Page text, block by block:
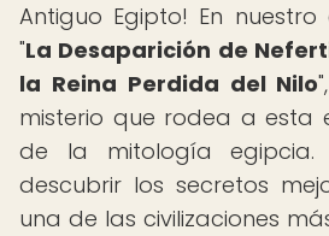
Antiguo Egipto! En
"La Desaparición de
la Reina Perdida del Nilo
misterio que rodea a esta
de la mitología egipcia.
descubrir los secretos
una de las civilizaciones